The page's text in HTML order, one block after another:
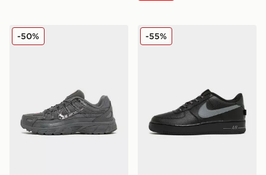
Nike P-6000 Junior
-50% Nike Air Force 1 Low Junior
-55%